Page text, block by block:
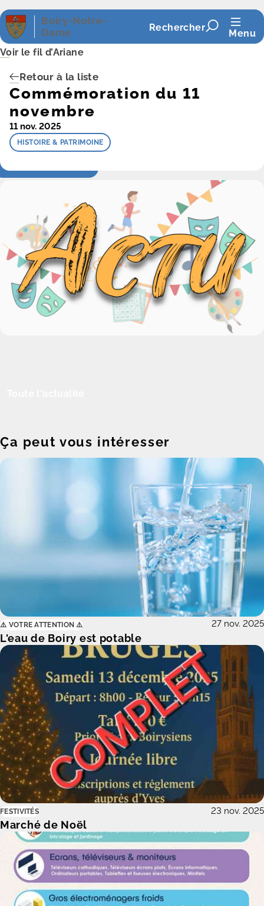
Panneau de gestion des cookies
Boiry-Notre-
Dame
Rechercher
Menu
Voir le fil d’Ariane
Commémoration du 11
novembre
Retour à la liste
11 nov. 2025
HISTOIRE & PATRIMOINE
Ça peut vous intéresser
L'eau de Boiry est potable
⚠️ VOTRE ATTENTION ⚠️ 27 nov. 2025
Marché de Noël
FESTIVITÉS 23 nov. 2025